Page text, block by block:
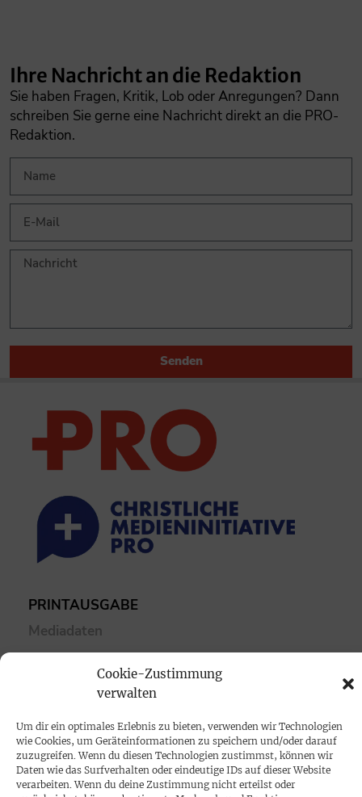
Cookie-Zustimmung
verwalten
Um dir ein optimales Erlebnis zu bieten, verwenden wir Technologien
wie Cookies, um Geräteinformationen zu speichern und/oder darauf
zuzugreifen. Wenn du diesen Technologien zustimmst, können wir
Daten wie das Surfverhalten oder eindeutige IDs auf dieser Website
verarbeiten. Wenn du deine Zustimmung nicht erteilst oder
Ihre Nachricht an die Redaktion
Sie haben Fragen, Kritik, Lob oder Anregungen? Dann
schreiben Sie gerne eine Nachricht direkt an die PRO-
Redaktion.
Senden
PRINTAUSGABE
Mediadaten
PROKOMPAKT
SPENDEN
Datenschutz